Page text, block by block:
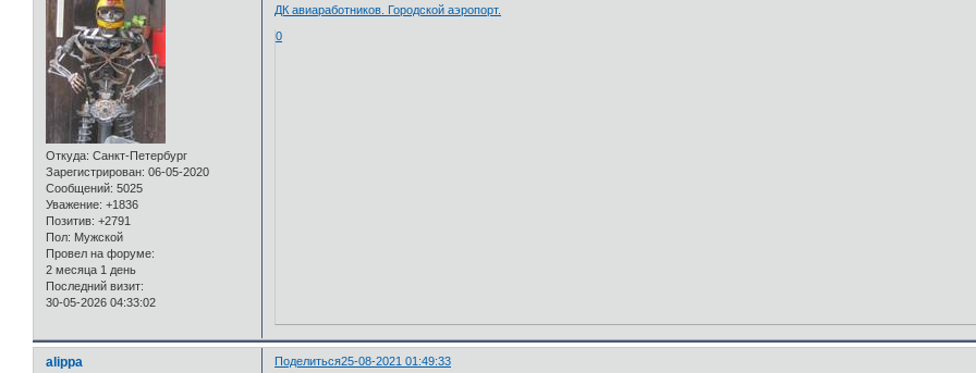
Откуда: Санкт-Петербург
Зарегистрирован: 06-05-2020
Сообщений: 5025
Уважение: +1836
Позитив: +2791
Пол: Мужской
Провел на форуме:
2 месяца 1 день
Последний визит:
30-05-2026 04:33:02
ДК авиаработников. Городской аэропорт.
0
Поделиться25-08-2021 01:49:33
alippa